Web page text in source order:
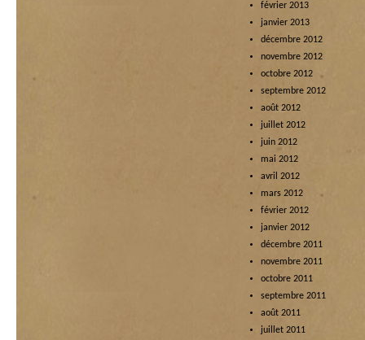
février 2013
janvier 2013
décembre 2012
novembre 2012
octobre 2012
septembre 2012
août 2012
juillet 2012
juin 2012
mai 2012
avril 2012
mars 2012
février 2012
janvier 2012
décembre 2011
novembre 2011
octobre 2011
septembre 2011
août 2011
juillet 2011